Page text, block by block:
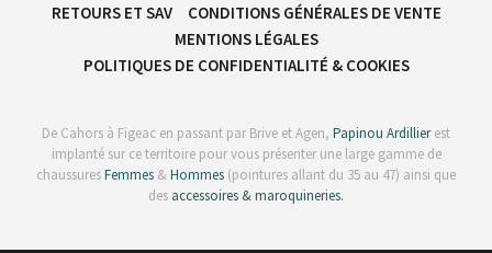
RETOURS ET SAV
CONDITIONS GÉNÉRALES DE VENTE​
MENTIONS LÉGALES
POLITIQUES DE CONFIDENTIALITÉ & COOKIES
De Cahors à Figeac en passant par Brive et Agen, Papinou Ardillierest
implanté sur ce territoire pour vous présenter une large gamme de
chaussuresFemmes &Hommes (pointures allant du 35 au 47) ainsi que
des accessoires & maroquineries.